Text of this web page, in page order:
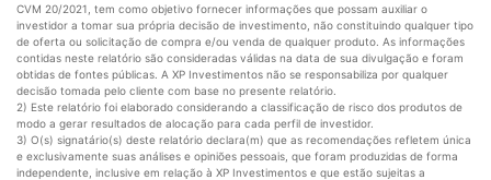
CVM 20/2021, tem como objetivo fornecer informações que possam auxiliar o
investidor a tomar sua própria decisão de investimento, não constituindo qualquer tipo
de oferta ou solicitação de compra e/ou venda de qualquer produto. As informações
contidas neste relatório são consideradas válidas na data de sua divulgação e foram
obtidas de fontes públicas. A XP Investimentos não se responsabiliza por qualquer
decisão tomada pelo cliente com base no presente relatório.
2) Este relatório foi elaborado considerando a classificação de risco dos produtos de
modo a gerar resultados de alocação para cada perfil de investidor.
3) O(s) signatário(s) deste relatório declara(m) que as recomendações refletem única
e exclusivamente suas análises e opiniões pessoais, que foram produzidas de forma
independente, inclusive em relação à XP Investimentos e que estão sujeitas a